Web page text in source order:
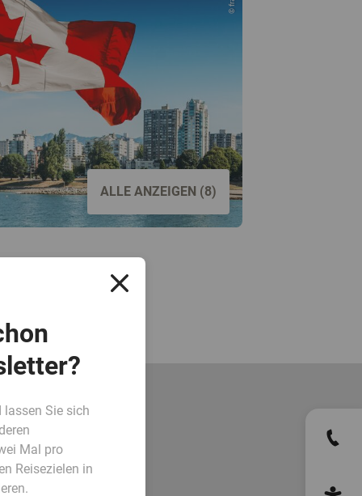
ALLE ANZEIGEN (8)
lassen Sie sich
Mal pro
Reisezielen in